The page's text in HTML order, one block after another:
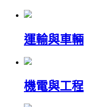
運輸與車輛
機電與工程